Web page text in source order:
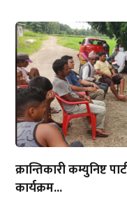
क्रान्तिकारी कम्युनिष्ट
कार्यक्रम...